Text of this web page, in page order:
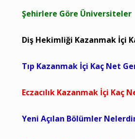
Şehirlere Göre Üniversiteler
Diş Hekimliği Kazanmak İçi
Tıp Kazanmak İçi Kaç Net
Eczacılık Kazanmak İçi Kaç
Yeni Açılan Bölümler